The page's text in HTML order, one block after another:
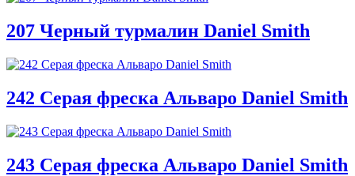
207 Черный турмалин Daniel Smith
242 Серая фреска Альваро Daniel Smith
243 Серая фреска Альваро Daniel Smith